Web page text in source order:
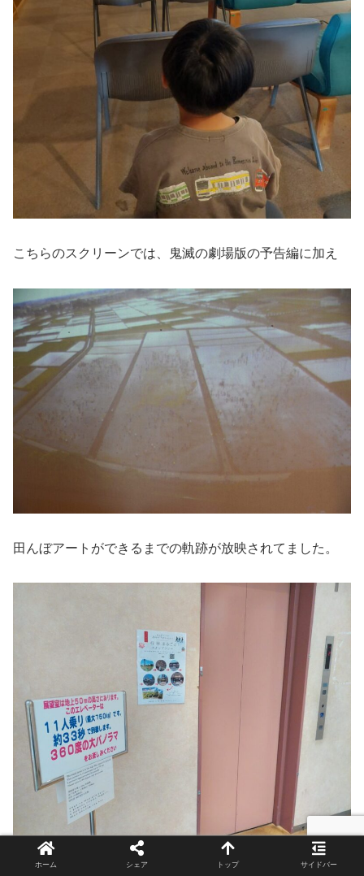
こちらのスクリーンでは、鬼滅の劇場版の予告編に加え
田んぼアートができるまでの軌跡が放映されてました。
奥にあるエレベーターで展望台へ。
ホーム シェア トップ サイドバー